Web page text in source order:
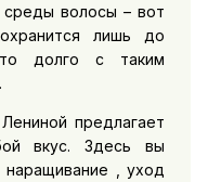
волосы – вот
лишь до
долго с таким
предлагает
вкус. Здесь вы
, уход